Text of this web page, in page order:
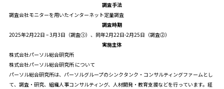
調査手法
調査会社モニターを用いたインターネット定量調査
調査時期
2025年2月22日 – 3月3日（調査①）、同年2月22日-2月25日（調査②）
実施主体
株式会社パーソル総合研究所
株式会社パーソル総合研究所 について
パーソル総合研究所は、パーソルグループのシンクタンク・コンサルティングファームとし
て、調査・研究、組織人事コンサルティング、人材開発・教育支援などを行っています。経